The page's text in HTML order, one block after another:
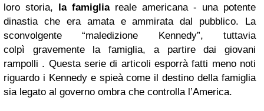
loro storia, la famigliareale americana - una potente
dinastia che era amata e ammirata dal pubblico. La
sconvolgente “maledizione Kennedy”, tuttavia
colpì gravemente la famiglia, a partire dai giovani
rampolli . Questa serie di articoli esporrà fatti meno noti
riguardo i Kennedy e spieà come il destino della famiglia
sia legato al governo ombra che controlla l’America.